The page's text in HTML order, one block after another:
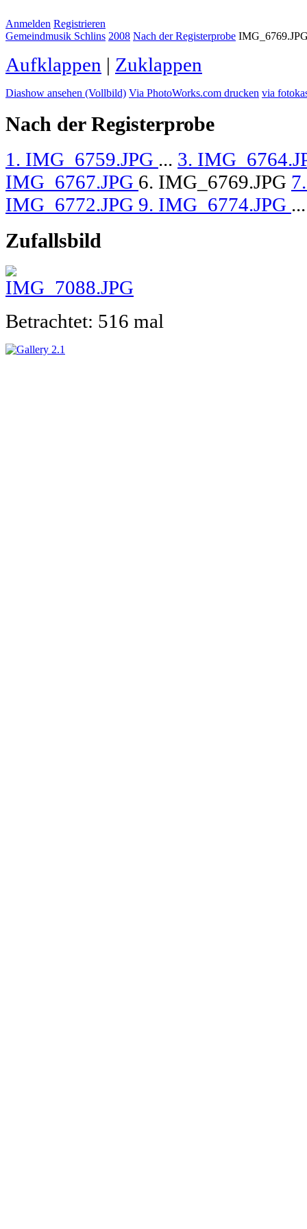
Anmelden Registrieren
Gemeindmusik Schlins 2008 Nach der Registerprobe
Aufklappen | Zuklappen
Diashow ansehen (Vollbild) Via PhotoWorks.com drucken via
Nach der Registerprobe
1. IMG_6759.JPG ... 3.
IMG_6767.JPG 6. IMG_6769.JPG
IMG_6772.JPG 9. IMG_6774.JPG ...
Zufallsbild
Betrachtet: 516 mal